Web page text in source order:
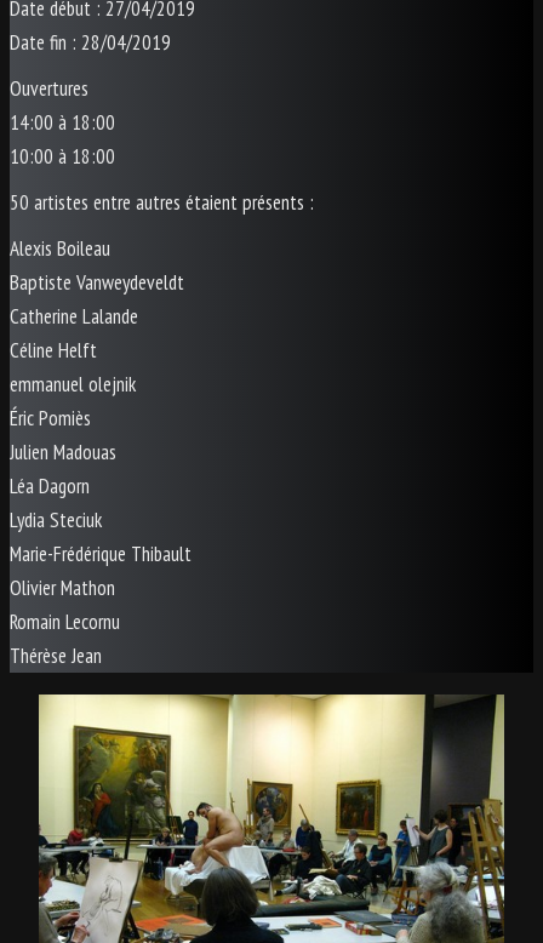
Date début : 27/04/2019
Date fin : 28/04/2019
Ouvertures
14:00 à 18:00
10:00 à 18:00
50 artistes entre autres étaient présents :
Alexis Boileau
Baptiste Vanweydeveldt
Catherine Lalande
Céline Helft
emmanuel olejnik
Éric Pomiès
Julien Madouas
Léa Dagorn
Lydia Steciuk
Marie-Frédérique Thibault
Olivier Mathon
Romain Lecornu
Thérèse Jean